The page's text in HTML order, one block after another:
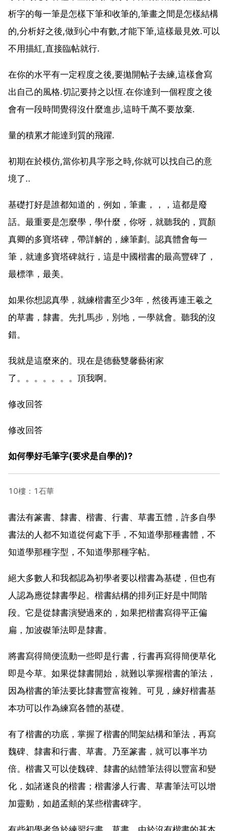
析字的每一筆是怎樣下筆和收筆的,筆畫之間是怎樣結構
的,分析好之後,做到心中有數,才能下筆,這樣最見效.可以
不用描紅,直接臨帖就行.
在你的水平有一定程度之後,要拋開帖子去練,這樣會寫
出自己的風格.切記要持之以恆.在你達到一個程度之後
會有一段時間覺得沒什麼進步,這時千萬不要放棄.
量的積累才能達到質的飛躍.
初期在於模仿,當你初具字形之時,你就可以找自己的意
境了..
基礎打好是誰都知道的，例如，筆畫，，，這都是廢
話。最重要是怎麼學，學什麼，你呀，就聽我的，買顏
真卿的多寶塔碑，帶詳解的，練筆劃。認真體會每一
筆，就連多寶塔碑就行，這是中國楷書的最高豐碑了，
最標準，最美。
如果你想認真學，就練楷書至少3年，然後再連王羲之
的草書，隸書。先扎馬步，別地，一學就會。聽我的沒
錯。
我就是這麼來的。現在是德藝雙馨藝術家
了。。。。。。。頂我啊。
修改回答
修改回答
如何學好毛筆字(要求是自學的)?
10樓：1石華
書法有篆書、隸書、楷書、行書、草書五體，許多自學
書法的人都不知道從何處下手，不知道學那種書體，不
知道學那種字型，不知道學那種字帖。
絕大多數人和我都認為初學者要以楷書為基礎，但也有
人認為應從隸書學起。楷書結構的排列正好是中間階
段。它是從隸書演變過來的，如果把楷書寫得平正偏
扁，加波磔筆法即是隸書。
將書寫得簡便流動一些即是行書，行書再寫得簡便草化
即是今草。如果從隸書開始，就難以掌握楷書的筆法，
因為楷書的筆法要比隸書豐富複雜。可見，練好楷書基
本功可以作為練寫各體的基礎。
有了楷書的功底，掌握了楷書的間架結構和筆法，再寫
魏碑、隸書和行書、草書。乃至篆書，就可以事半功
倍。楷書又可以使魏碑、隸書的結體筆法得以豐富和變
化，如諸遂良的楷書；楷書滲人行書、草書筆法可以增
加靈動，如趙孟頫的某些楷書碑字。